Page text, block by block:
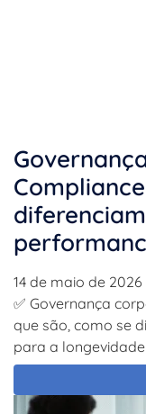
14 de maio de 2026
✅ Governança
que são, como se
para a